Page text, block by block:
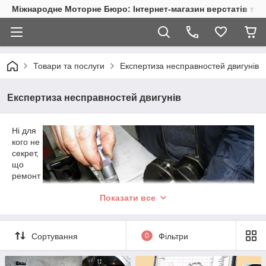
Міжнародне Моторне Бюро: Інтернет-магазин верстатів та
Товари та послуги Експертиза несправностей двигунів
Експертиза несправностей двигунів
Ні для
кого не
секрет,
що
ремонт
х СТО
та
их
Показати все
Сортування 0 Фільтри